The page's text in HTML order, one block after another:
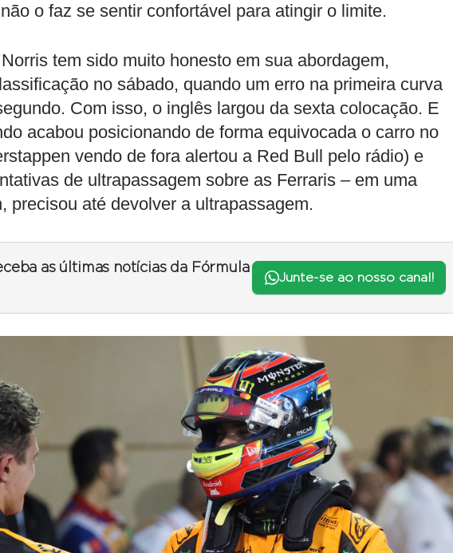
o faz se sentir confortável para atingir o limite.
tem sido muito honesto em sua abordagem,
no sábado, quando um erro na primeira curva
Com isso, o inglês largou da sexta colocação. E
acabou posicionando de forma equivocada o carro no
vendo de fora alertou a Red Bull pelo rádio) e
de ultrapassagem sobre as Ferraris – em uma
precisou até devolver a ultrapassagem.
as últimas notícias da Fórmula
Junte-se ao nosso canal!